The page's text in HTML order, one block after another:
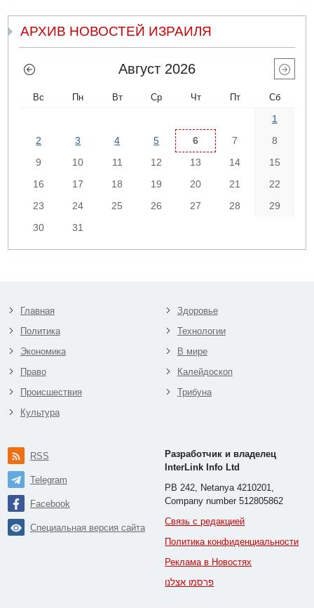
АРХИВ НОВОСТЕЙ ИЗРАИЛЯ
Август 2026
Вс Пн Вт Ср Чт Пт Сб
1
2
3 4 5 6 7
8
9
10 11 12 13 14
15
16
17 18 19 20 21
22
23
24 25 26 27 28
29
30
31
Главная
Политика
Экономика
Право
Происшествия
Культура
Здоровье
Технологии
В мире
Калейдоскоп
Трибуна
RSS
Telegram
Facebook
Специальная версия сайта
Разработчик и владелец
InterLink Info Ltd
PB 242, Netanya 4210201,
Company number 512805862
Связь с редакцией
Политика конфиденциальности
Реклама в Новостях
פרסמו אצלנו